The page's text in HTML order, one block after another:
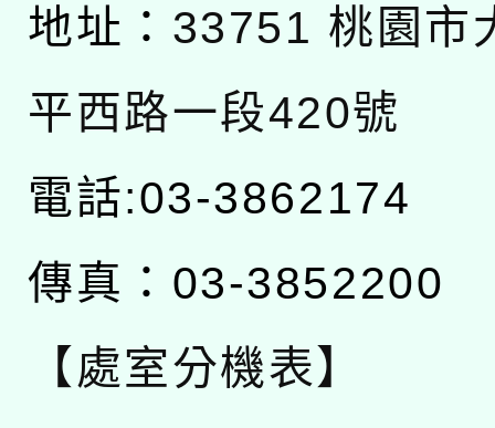
地址： 33751 桃園市
平西路一段420號
電話:03-3862174
傳真：03-3852200
【處室分機表】